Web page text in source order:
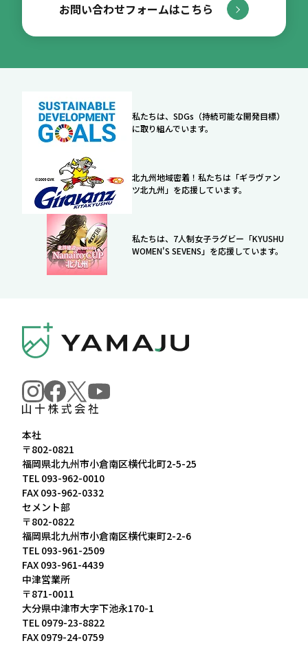
お問い合わせフォームはこちら
私たちは、SDGs（持続可能な開発目標）
に取り組んでいます。
北九州地域密着！私たちは「ギラヴァン
ツ北九州」を応援しています。
私たちは、7人制女子ラグビー「KYUSHU
WOMEN'S SEVENS」を応援しています。
本社
〒802-0821
福岡県北九州市小倉南区横代北町2-5-25
TEL 093-962-0010
FAX 093-962-0332
セメント部
〒802-0822
福岡県北九州市小倉南区横代東町2-2-6
TEL 093-961-2509
FAX 093-961-4439
中津営業所
〒871-0011
大分県中津市大字下池永170-1
TEL 0979-23-8822
FAX 0979-24-0759